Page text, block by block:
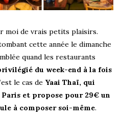
moi de vrais petits plaisirs.
cette année le dimanche
quand les restaurants
du week-end à la fois
le cas de Yaai Thaï, qui
et propose pour 29€ un
à composer soi-même.